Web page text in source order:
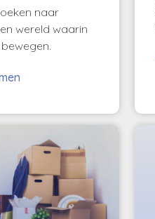
naar
wereld waarin